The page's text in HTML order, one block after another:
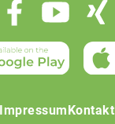
Impressum Kontakt